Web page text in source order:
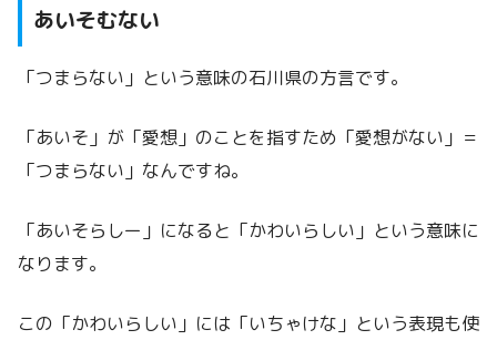
あいそむない
「つまらない」という意味の石川県の方言です。
「あいそ」が「愛想」のことを指すため「愛想がない」＝
「つまらない」なんですね。
「あいそらしー」になると「かわいらしい」という意味に
なります。
この「かわいらしい」には「いちゃけな」という表現も使